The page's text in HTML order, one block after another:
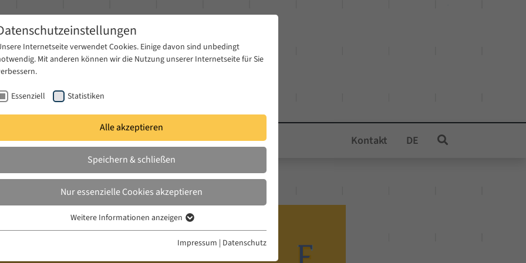
Publikationen Projekte News & Presse Kontakt DE
Internetseite verwendet Cookies. Einige davon sind unbedingt
Mit anderen können wir die Nutzung unserer Internetseite für Sie
Essenziell Statistiken
Alle akzeptieren
Speichern & schließen
Nur essenzielle Cookies akzeptieren
Essenzielle Cookies werden für grundlegende Funktionen der Webseite
Weitere Informationen anzeigen
Impressum | Datenschutz